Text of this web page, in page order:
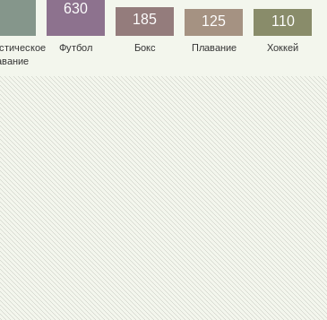
630
Футбол
185
Бокс
125
Плавание
110
Хоккей